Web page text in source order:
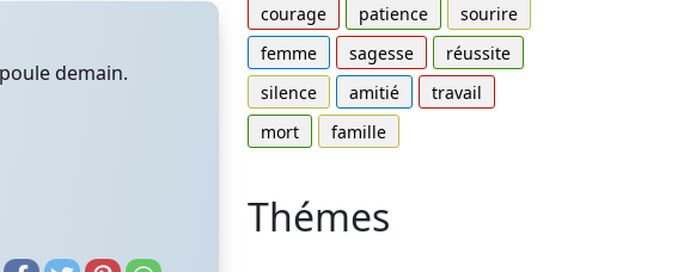
demain.
courage
patience
sourire
femme
sagesse
réussite
silence
amitié
travail
mort
famille
Thémes